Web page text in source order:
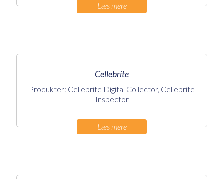
Læs mere
Cellebrite
Produkter: Cellebrite Digital Collector, Cellebrite
Inspector
Læs mere